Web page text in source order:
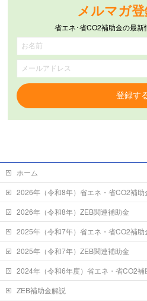
メルマガ
省エネ･省CO2補助金の最新
登録す
ホーム
2026年（令和8年）省エネ・省CO2補助
2026年（令和8年）ZEB関連補助金
2025年（令和7年）省エネ・省CO2補助
2025年（令和7年）ZEB関連補助金
2024年（令和6年度）省エネ・省CO2補
ZEB補助金解説